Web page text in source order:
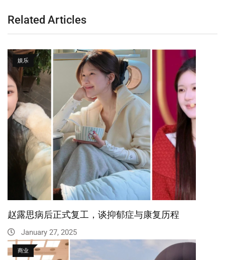
Related Articles
娱乐
赵露思病后正式复工，谈抑郁症与康复历程
January 27, 2025
商业